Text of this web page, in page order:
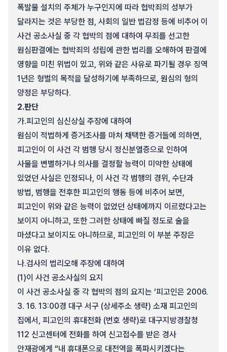
폭발물 설치의 주체가 누구인지에 따라 협박죄의 성부가
달라지는 것은 부당한 점, 사회의 일반 법감정 등에 비추어 이
사건 공소사실 중 각 협박의 점에 대하여 무죄를 선고한
원심판결에는 협박죄의 성립에 관한 법리를 오해하여 판결에
영향을 미친 위법이 있고, 위와 같은 사유로 파기될 경우 징역
1년은 형벌의 목적을 달성하기에 부족하므로, 원심의 형의
양정은 부당하다.
2.판단
가.피고인의 심신상실 주장에 대하여
원심이 적법하게 증거조사를 마쳐 채택한 증거들에 의하면,
피고인이 이 사건 각 범행 당시 정신분열증으로 인하여
사물을 변별하거나 의사를 결정할 능력이 미약한 상태에
있었던 사실은 인정되나, 이 사건 각 범행의 경위, 수단과
방법, 범행을 전후한 피고인의 행동 등에 비추어 보면,
피고인이 위와 같은 능력이 없었던 상태에까지 이르렀다고는
보이지 아니하고, 또한 그러한 상태에 빠질 정도로 술을
마셨다고 보이지도 아니하므로, 피고인의 이 부분 주장은
이유 없다.
나.검사의 법리오해 주장에 대하여
(1)이 사건 공소사실의 요지
이 사건 공소사실 중 각 협박의 점의 요지는 ‘피고인은 2006.
3. 16. 13:00경 대구 서구 (상세주소 생략) 소재 피고인의
집에서, 피고인의 휴대전화 (번호 생략)로 대구지방경찰청
112 신고센터에 전화를 하여 신고접수를 받은 경사
안재광에게 “내 휴대폰으로 대전역을 폭파시키겠다는